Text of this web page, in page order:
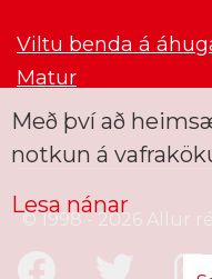
Viltu benda á
Matur
© 1998 - 2026 Allur
Með því að
notkun á
Lesa nánar